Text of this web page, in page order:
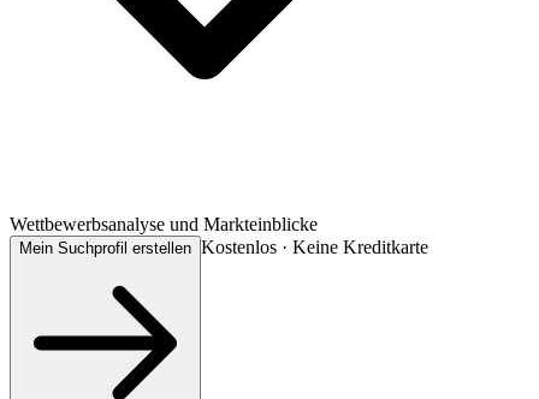
Wettbewerbsanalyse und Markteinblicke
Mein Suchprofil erstellen Kostenlos · Keine Kreditkarte